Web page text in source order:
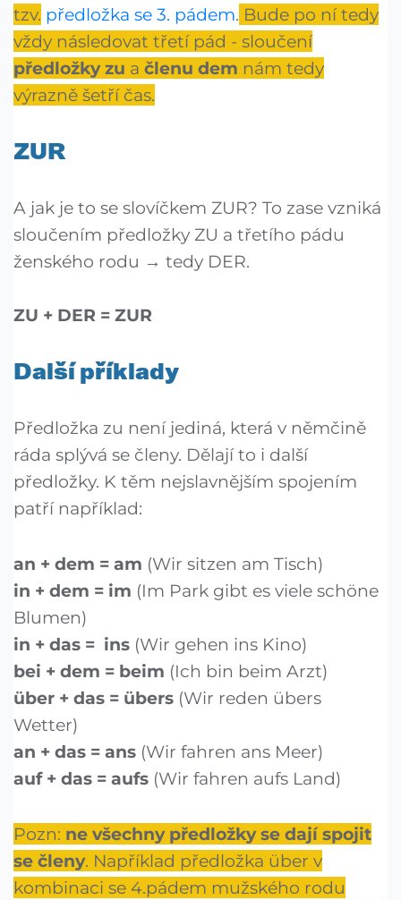
tzv. předložka se 3. pádem. Bude po ní tedy
vždy následovat třetí pád - sloučení
předložkyzu a členu dem nám tedy
výrazně šetří čas.
ZUR
A jak je to se slovíčkem ZUR? To zase vzniká
sloučením předložky ZU a třetího pádu
ženského rodu → tedy DER.
ZU + DER = ZUR
Další příklady
Předložka zu není jediná, která v němčině
ráda splývá se členy. Dělají to i další
předložky. K těm nejslavnějším spojením
patří například:
an + dem = am (Wir sitzen am Tisch)
in + dem = im (Im Park gibt es viele schöne
Blumen)
in + das = ins (Wir gehen ins Kino)
bei + dem = beim (Ich bin beim Arzt)
über + das = übers (Wir reden übers
Wetter)
an + das = ans (Wir fahren ans Meer)
auf + das = aufs (Wir fahren aufs Land)
Pozn: ne všechny předložkyse dají spojit
se členy. Například předložka über v
kombinaci se 4.pádem mužského rodu